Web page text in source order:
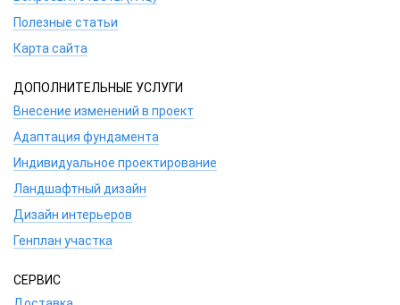
Полезные статьи
Карта сайта
ДОПОЛНИТЕЛЬНЫЕ УСЛУГИ
Внесение изменений в проект
Адаптация фундамента
Индивидуальное проектирование
Ландшафтный дизайн
Дизайн интерьеров
Генплан участка
СЕРВИС